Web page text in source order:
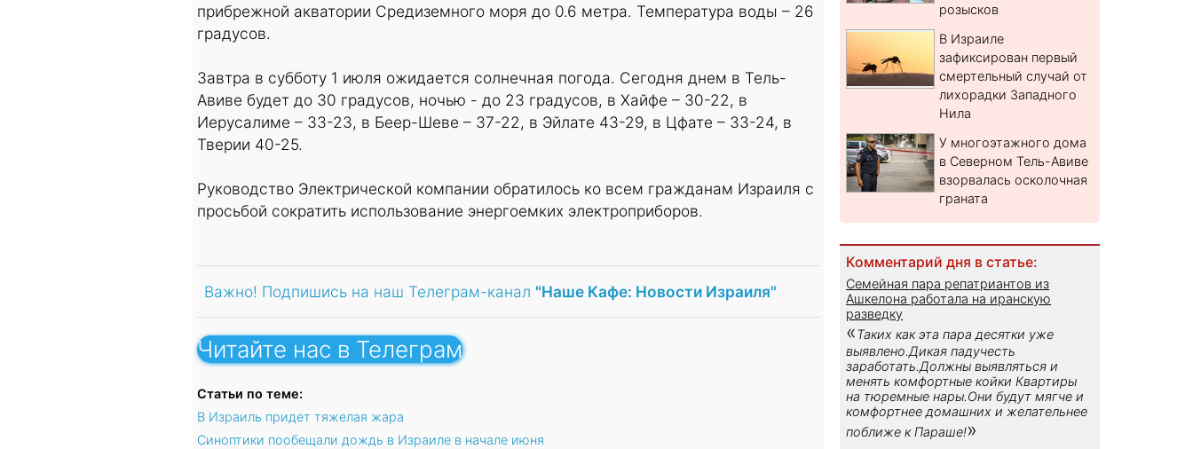
прибрежной акватории Средиземного моря до 0.6 метра. Температура воды – 26
градусов.
Завтра в субботу 1 июля ожидается солнечная погода. Сегодня днем в Тель-
Авиве будет до 30 градусов, ночью - до 23 градусов, в Хайфе – 30-22, в
Иерусалиме – 33-23, в Беер-Шеве – 37-22, в Эйлате 43-29, в Цфате – 33-24, в
Тверии 40-25.
Руководство Электрической компании обратилось ко всем гражданам Израиля с
просьбой сократить использование энергоемких электроприборов.
Важно! Подпишись на наш Телеграм-канал "Наше Кафе: Новости Израиля"
Читайте нас в Телеграм
Статьи по теме:
В Израиль придет тяжелая жара
Синоптики пообещали дождь в Израиле в начале июня
розысков
В Израиле
зафиксирован первый
смертельный случай от
лихорадки Западного
Нила
У многоэтажного дома
в Северном Тель-Авиве
взорвалась осколочная
граната
Комментарий дня в статье:
Семейная пара репатриантов из
Ашкелона работала на иранскую
разведку
«Таких как эта пара десятки уже
выявлено.Дикая падучесть
заработать.Должны выявляться и
менять комфортные койки Квартиры
на тюремные нары.Они будут мягче и
комфортнее домашних и желательнее
поближе к Параше!»